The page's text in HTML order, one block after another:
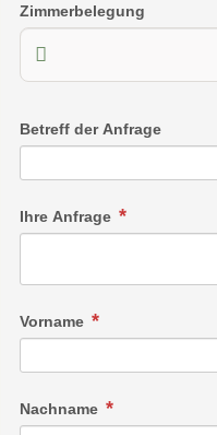
Juniorsuite Luisenhöhe
Sitzecke, Sofa,
Zimmerbelegung
Betreff der Anfrage
Ihre Anfrage
Vorname
Nachname